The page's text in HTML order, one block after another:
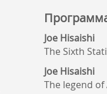
Joe Hisaishi
The Sixth
Joe Hisaishi
The legend